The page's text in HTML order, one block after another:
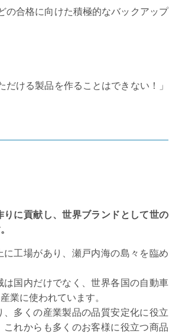
合格に向けた積極的なバックアップ
ける製品を作ることはできない！」
に貢献し、世界ブランドとして世の
工場があり、瀬戸内海の島々を臨め
国内だけでなく、世界各国の自動車
業に使われています。
多くの産業製品の品質安定化に役立
れからも多くのお客様に役立つ商品